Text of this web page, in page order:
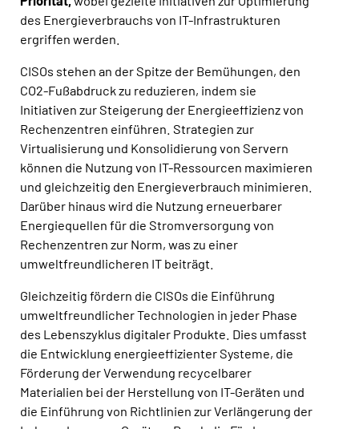
des Energieverbrauchs von IT-Infrastrukturen
ergriffen werden.
CISOs stehen an der Spitze der Bemühungen, den
CO2-Fußabdruck zu reduzieren, indem sie
Initiativen zur Steigerung der Energieeffizienz von
Rechenzentren einführen. Strategien zur
Virtualisierung und Konsolidierung von Servern
können die Nutzung von IT-Ressourcen maximieren
und gleichzeitig den Energieverbrauch minimieren.
Darüber hinaus wird die Nutzung erneuerbarer
Energiequellen für die Stromversorgung von
Rechenzentren zur Norm, was zu einer
umweltfreundlicheren IT beiträgt.
Gleichzeitig fördern die CISOs die Einführung
umweltfreundlicher Technologien in jeder Phase
des Lebenszyklus digitaler Produkte. Dies umfasst
die Entwicklung energieeffizienter Systeme, die
Förderung der Verwendung recycelbarer
Materialien bei der Herstellung von IT-Geräten und
die Einführung von Richtlinien zur Verlängerung der